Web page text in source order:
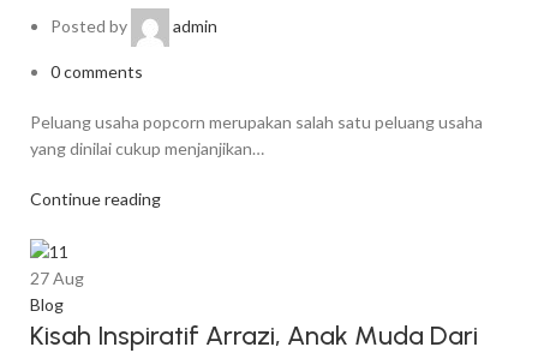
Posted by admin
0comments
Peluang usaha popcorn merupakan salah satu peluang usaha
yang dinilai cukup menjanjikan…
Continue reading
27Aug
Blog
Kisah Inspiratif Arrazi, Anak Muda Dari